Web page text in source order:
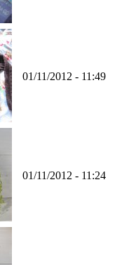
01/11/2012 - 11:49
01/11/2012 - 11:24